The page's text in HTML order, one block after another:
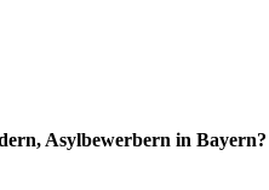
Asylbewerbern in Bayern?